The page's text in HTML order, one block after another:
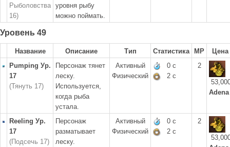
Рыболовства
16)
уровня рыбу
можно поймать.
Уровень 49
Название Описание Тип Статистика MP
Цена
Pumping Ур.
17
(Тянуть 17)
Персонаж тянет
леску.
Используется,
когда рыба
устала.
Активный
Физический
0 с
2 с
2
Adena
Reeling Ур.
17
(Подсечь 17)
Персонаж
разматывает
леску.
Активный
Физический
0 с
2 с
2